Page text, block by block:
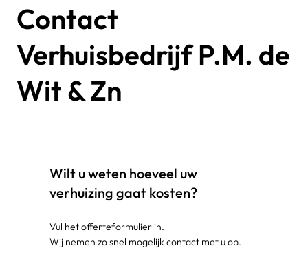
Wilt u weten hoeveel uw
verhuizing gaat kosten?
Vul hetofferteformulierin.
Wij nemen zo snel mogelijk contact met u op.
Contact
Verhuisbedrijf P.M. de
Wit & Zn